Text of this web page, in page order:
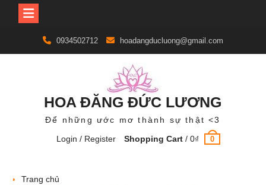
content
0934502712 hoadangducluong@gmail.com
HOA ĐĂNG ĐỨC LƯƠNG
Để những ước mơ thành sự thật <3
Login / Register
Shopping Cart /0₫ 0
Trang chủ